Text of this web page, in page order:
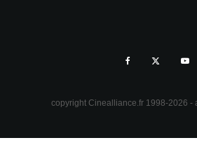
copyright Cinealliance.fr 1998-2026 -